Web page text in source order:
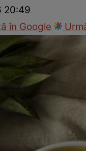
20:49
în Google